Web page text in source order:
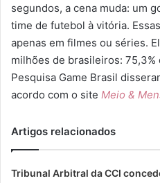
segundos, a cena muda: um
time de futebol à vitória.
apenas em filmes ou séries.
milhões de brasileiros: 75,3%
Pesquisa Game Brasil
acordo com o site Meio &
Artigos relacionados
Tribunal Arbitral da CCI